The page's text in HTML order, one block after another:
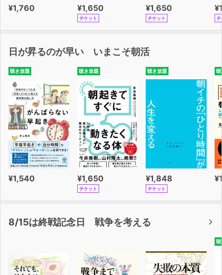
¥1,760 ¥1,650
チケット
¥1,650
チケット チ
日が昇るのが早い いまこそ朝活
聴き放題
¥1,540
聴き放題
¥1,650
チケット
聴き放題
¥1,848
チケット
聴
8/15は終戦記念日 戦争を考える
聴